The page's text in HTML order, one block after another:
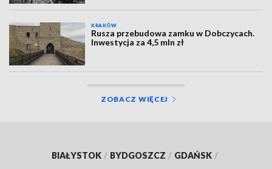
KRAKÓW
Rusza przebudowa zamku w Dobczycach.
Inwestycja za 4,5 mln zł
ZOBACZ WIĘCEJ
BIAŁYSTOK / BYDGOSZCZ / GDAŃSK /